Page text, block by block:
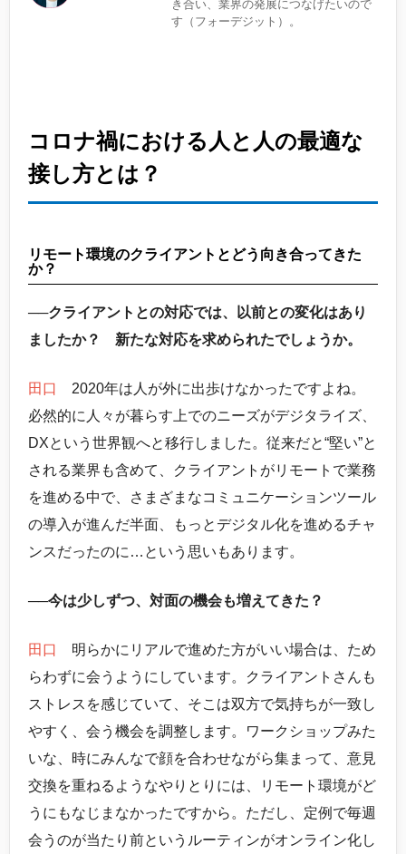
き合い、業界の発展につなげたいので
す（フォーデジット）。
コロナ禍における人と人の最適な
接し方とは？
リモート環境のクライアントとどう向き合ってきた
か？
──クライアントとの対応では、以前との変化はあり
ましたか？ 新たな対応を求められたでしょうか。
田口
2020年は人が外に出歩けなかったですよね。
必然的に人々が暮らす上でのニーズがデジタライズ、
DXという世界観へと移行しました。従来だと“堅い”と
される業界も含めて、クライアントがリモートで業務
を進める中で、さまざまなコミュニケーションツール
の導入が進んだ半面、もっとデジタル化を進めるチャ
ンスだったのに…という思いもあります。
──今は少しずつ、対面の機会も増えてきた？
田口
明らかにリアルで進めた方がいい場合は、ため
らわずに会うようにしています。クライアントさんも
ストレスを感じていて、そこは双方で気持ちが一致し
やすく、会う機会を調整します。ワークショップみた
いな、時にみんなで顔を合わせながら集まって、意見
交換を重ねるようなやりとりには、リモート環境がど
うにもなじまなかったですから。ただし、定例で毎週
会うのが当たり前というルーティンがオンライン化し